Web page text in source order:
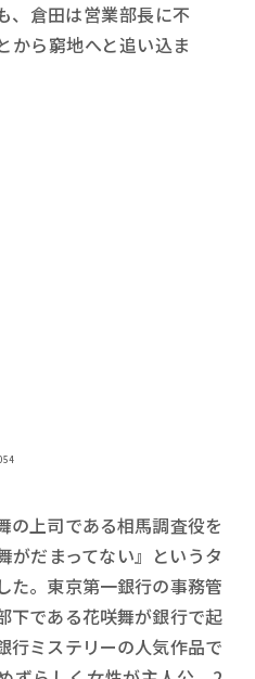
、倉田は営業部長に不
から窮地へと追い込ま
の上司である相馬調査役を
がだまってない』というタ
た。東京第一銀行の事務管
下である花咲舞が銀行で起
行ミステリーの人気作品で